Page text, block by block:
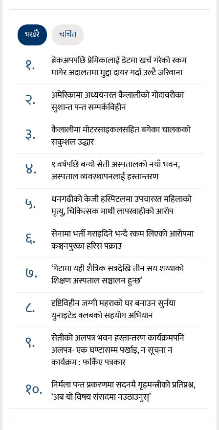
भर्खरै चर्चित
१.
ब्रेकअपपछि प्रेमिकालाई डेटमा खर्च गरेको रकम
मागेर अदालतमा मुद्दा दायर गर्दा उल्टै जरिवाना
२.
अमेरिकामा अध्ययनरत कैलालीको गोदावरीका
सुशान्त पन्त सम्पर्कविहीन
३.
कैलालीमा मोटरसाइकलसहित बगेका चालकको
सकुशल उद्धार
४.
९ वर्षपछि बन्यो सेती अस्पतालको नयाँ भवन,
अस्पताल व्यवस्थापनलाई हस्तान्तरण
५.
धनगढीको केजी हस्पिटलमा उपचाररत महिलाको
मृत्यु, चिकित्सक माथी लापरवाहीको आरोप
६.
सेनामा भर्ती गराइदिने भन्दै रकम लिएको आरोपमा
कञ्चनपुरका हरिस पक्राउ
७.
‘गेटामा यही शैत्रिक सत्रदेखि तीन सय शय्याको
शिक्षण अस्पताल सञ्चालन हुन्छ’
८.
दृष्टिविहीन जग्गी महराको घर बनाउन सुर्नया
युनाइटेड क्लबको सहयोग अभियान
९.
सेतीको अलपत्र भवन हस्तान्तरण कार्यक्रमपनि
अलपत्र- एक घण्टासम्म पर्खाइ, न सूचना न
कार्यक्रम : फर्किए पत्रकार
१०.
निर्मला पन्त प्रकरणमा सदनमै गृहमन्त्रीको प्रतिप्रश्न,
‘अब यो विषय संसदमा नउठाउनुस्’